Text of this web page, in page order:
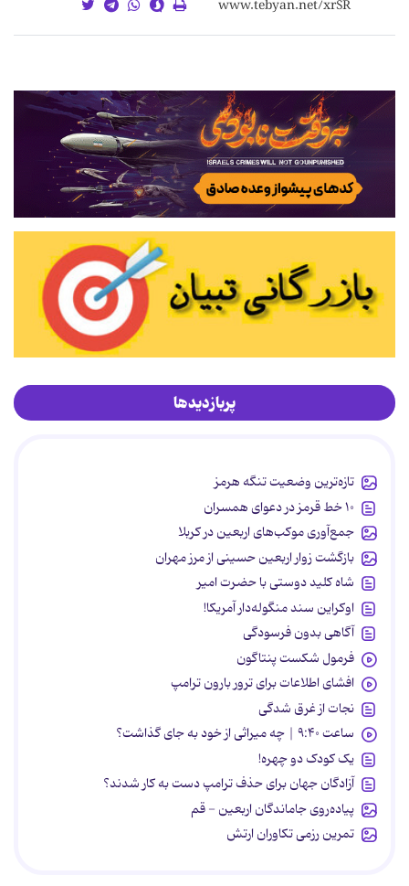
پربازدیدها
تازه‌ترین وضعیت تنگه هرمز
۱۰ خط قرمز در دعوای همسران
جمع‌آوری موکب‌های اربعین در کربلا
بازگشت زوار اربعین حسینی از مرز مهران
شاه کلید دوستی با حضرت امیر
اوکراین سند منگوله‌دار آمریکا!
آگاهی بدون فرسودگی
فرمول شکست پنتاگون
افشای اطلاعات برای ترور بارون ترامپ
نجات از غرق شدگی
ساعت ۹:۴۰ | چه میراثی از خود به جای گذاشت؟
یک کودک دو چهره!
آزادگان جهان برای حذف ترامپ دست به کار شدند؟
پیاده‌روی جاماندگان اربعین - قم
تمرین رزمی تکاوران ارتش